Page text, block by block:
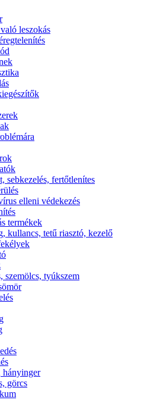
leszokás
sebkezelés, fertőtlenítes
elleni védekezés
termékek
kullancs, tetű riasztó, kezelő
szemölcs, tyúkszem
hányinger
görcs